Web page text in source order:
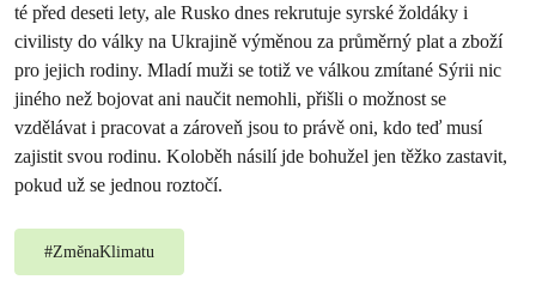
té před deseti lety, ale Rusko dnes rekrutuje syrské žoldáky i
civilisty do války na Ukrajině výměnou za průměrný plat a zboží
pro jejich rodiny. Mladí muži se totiž ve válkou zmítané Sýrii nic
jiného než bojovat ani naučit nemohli, přišli o možnost se
vzdělávat i pracovat a zároveň jsou to právě oni, kdo teď musí
zajistit svou rodinu. Koloběh násilí jde bohužel jen těžko zastavit,
pokud už se jednou roztočí.
#ZměnaKlimatu